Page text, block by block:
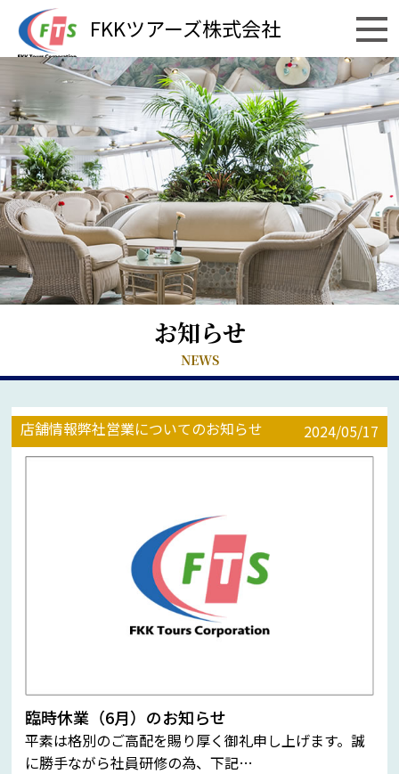
FKKツアーズ株式会社
お知らせ
NEWS
2024/05/17
店舗情報弊社営業についてのお知らせ
臨時休業（6月）のお知らせ
平素は格別のご高配を賜り厚く御礼申し上げます。誠
に勝手ながら社員研修の為、下記…